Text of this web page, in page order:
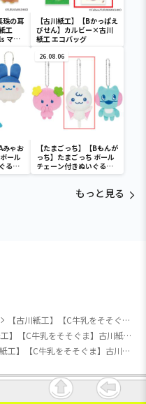
珠の耳
工
マス
【古川紙工】【Bかっぱえ
びせん】カルビー×古川
紙工 エコバッグ
みゃお
ール
るみ
26.08.06
【たまごっち】【Bもんが
っち】たまごっち ボール
チェーン付きぬいぐるみ
～Tamagotchi
もっと見る
【古川紙工】【C牛乳をそそぐま】古川紙工 Museum Animals マスコットぬいぐるみ
【古川紙工】【C牛乳をそそぐま】古川紙工 Museum Animals マスコットぬいぐるみ
【古川紙工】【C牛乳をそそぐま】古川紙工 Museum Animals マスコットぬいぐるみ